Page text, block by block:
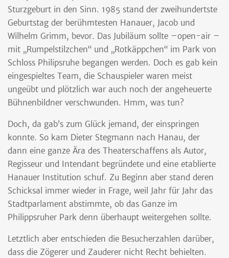
Sturzgeburt in den Sinn. 1985 stand der zweihundertste
Geburtstag der berühmtesten Hanauer, Jacob und
Wilhelm Grimm, bevor. Das Jubiläum sollte –open-air –
mit „Rumpelstilzchen“ und „Rotkäppchen“ im Park von
Schloss Philipsruhe begangen werden. Doch es gab kein
eingespieltes Team, die Schauspieler waren meist
ungeübt und plötzlich war auch noch der angeheuerte
Bühnenbildner verschwunden. Hmm, was tun?
Doch, da gab’s zum Glück jemand, der einspringen
konnte. So kam Dieter Stegmann nach Hanau, der
dann eine ganze Ära des Theaterschaffens als Autor,
Regisseur und Intendant begründete und eine etablierte
Hanauer Institution schuf. Zu Beginn aber stand deren
Schicksal immer wieder in Frage, weil Jahr für Jahr das
Stadtparlament abstimmte, ob das Ganze im
Philippsruher Park denn überhaupt weitergehen sollte.
Letztlich aber entschieden die Besucherzahlen darüber,
dass die Zögerer und Zauderer nicht Recht behielten.